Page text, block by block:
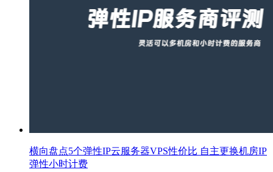
横向盘点5个弹性IP云服务器VPS性价比 自主更换机房IP
弹性小时计费